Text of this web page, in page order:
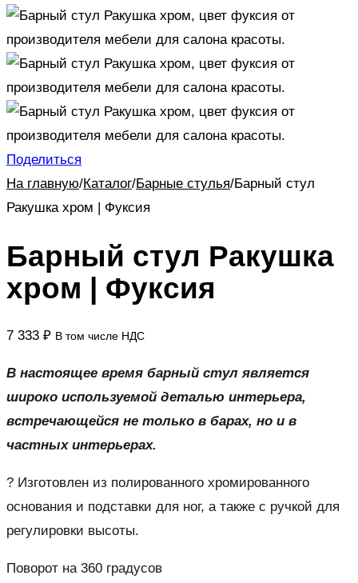
Поделиться
На главную/Каталог/Барные стулья/Барный стул
Ракушка хром | Фуксия
Барный стул Ракушка
хром | Фуксия
7 333 ₽ В том числе НДС
В настоящее время барный стул является
широко используемой деталью интерьера,
встречающейся не только в барах, но и в
частных интерьерах.
? Изготовлен из полированного хромированного
основания и подставки для ног, а также с ручкой для
регулировки высоты.
Поворот на 360 градусов